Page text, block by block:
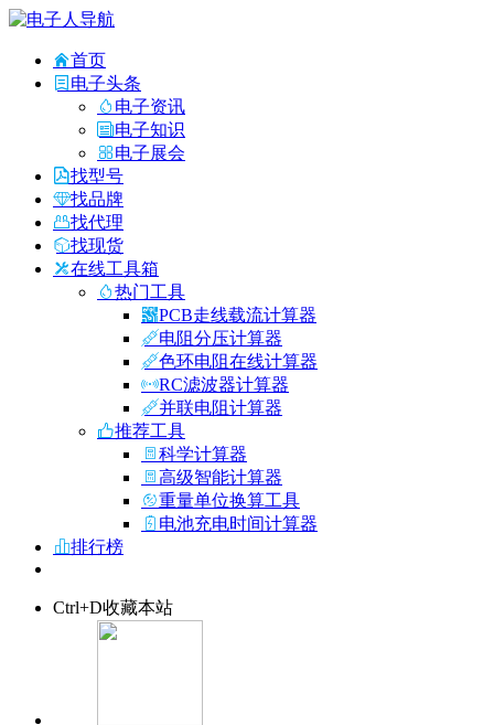
首页
电子头条
电子资讯
电子知识
电子展会
找型号
找品牌
找代理
找现货
在线工具箱
热门工具
PCB走线载流计算器
电阻分压计算器
色环电阻在线计算器
RC滤波器计算器
并联电阻计算器
推荐工具
科学计算器
高级智能计算器
重量单位换算工具
电池充电时间计算器
排行榜
Ctrl+D收藏本站